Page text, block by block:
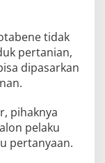
tidak
pertanian,
dipasarkan
pihaknya
pelaku
pertanyaan.